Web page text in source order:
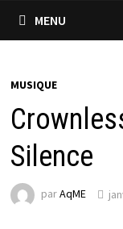
MENU
MUSIQUE
Silence
parAqME